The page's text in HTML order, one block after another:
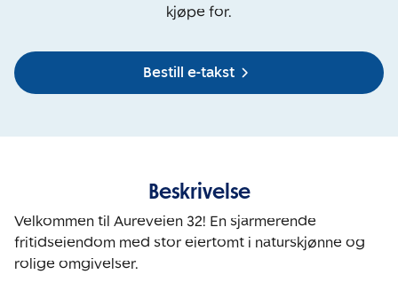
kjøpe for.
Bestill e-takst
Beskrivelse
Velkommen til Aureveien 32! En sjarmerende
fritidseiendom med stor eiertomt i naturskjønne og
rolige omgivelser.